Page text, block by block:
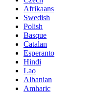
Afrikaans
Swedish
Polish
Basque
Catalan
Esperanto
Hindi
Lao
Albanian
Amharic